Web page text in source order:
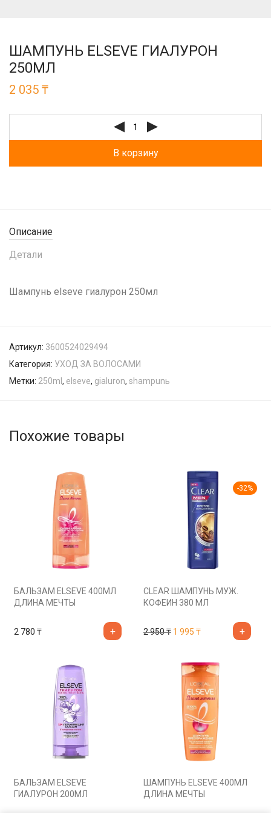
ШАМПУНЬ ELSEVE ГИАЛУРОН
250МЛ
2 035 ₸
В корзину
Описание
Детали
Шампунь elseve гиалурон 250мл
Артикул: 3600524029494
Категория: УХОД ЗА ВОЛОСАМИ
Метки: 250ml , elseve, gialuron, shampunь
Похожие товары
БАЛЬЗАМ ELSEVE 400МЛ
ДЛИНА МЕЧТЫ
2 780 ₸
-32%
CLEAR ШАМПУНЬ МУЖ.
КОФЕИН 380 МЛ
2 950₸ Первоначальная цена
1 995 ₸Текущая цена: 1
БАЛЬЗАМ ELSEVE
ГИАЛУРОН 200МЛ
ШАМПУНЬ ELSEVE 400МЛ
ДЛИНА МЕЧТЫ